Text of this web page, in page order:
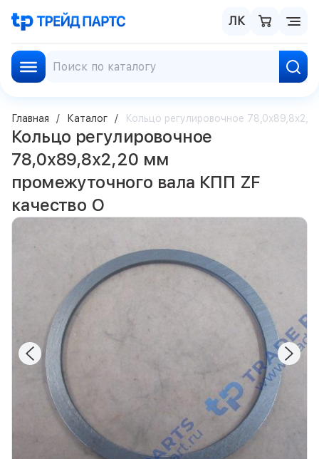
ЛК
Главная Каталог Кольцо регулировочное
Кольцо регулировочное
78,0x89,8x2,20 мм
промежуточного вала КПП ZF
качество О